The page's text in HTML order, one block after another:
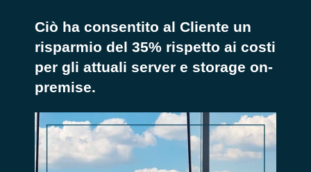
Ciò ha consentito al Cliente un
risparmio del 35% rispetto ai costi
per gli attuali server e storage on-
premise.